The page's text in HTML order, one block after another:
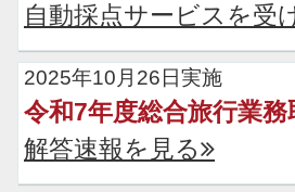
自動採点サービスを受
2025年10月26日実施
令和7年度総合旅行業
解答速報を見る